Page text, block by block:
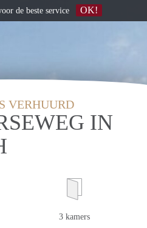
VERHUURD
IN
3 kamers
de beste service OK!